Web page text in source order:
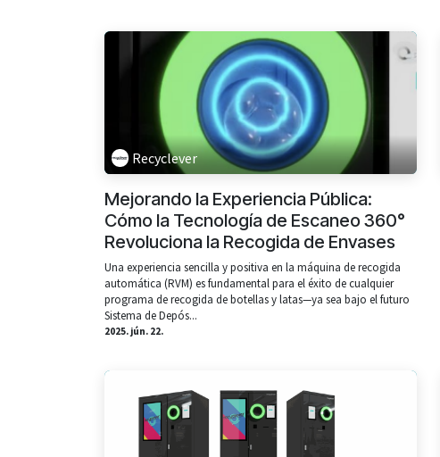
Recyclever
Mejorando la Experiencia Pública:
Cómo la Tecnología de Escaneo 360°
Revoluciona la Recogida de Envases
Una experiencia sencilla y positiva en la máquina de recogida
automática (RVM) es fundamental para el éxito de cualquier
programa de recogida de botellas y latas—ya sea bajo el futuro
Sistema de Depós...
2025. jún. 22.